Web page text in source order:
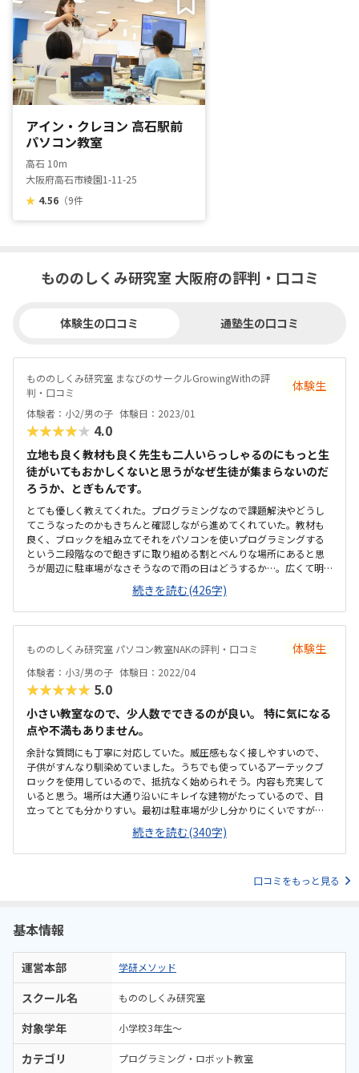
アイン・クレヨン 高石駅前
パソコン教室
高石 10m
大阪府高石市綾園1-11-25
★ 4.56 （9件
もののしくみ研究室 大阪府の評判・口コミ
体験生の口コミ 通塾生の口コミ
もののしくみ研究室 まなびのサークルGrowingWithの評
判・口コミ
体験生
体験者：小2/男の子 体験日：2023/01
★★★★★ 4.0
立地も良く教材も良く先生も二人いらっしゃるのにもっと生
徒がいてもおかしくないと思うがなぜ生徒が集まらないのだ
ろうか、とぎもんです。
とても優しく教えてくれた。プログラミングなので課題解決やどうし
てこうなったのかもきちんと確認しながら進めてくれていた。教材も
良く、ブロックを組み立てそれをパソコンを使いプログラミングする
という二段階なので飽きずに取り組める割とべんりな場所にあると思
うが周辺に駐車場がなさそうなので雨の日はどうするか…。広くて明
るい。レンタルルームとして使われているようなので広すぎるくら
い、リラックスして授業を受けられた。時間と料金の提示が曖昧な所
があった。休んだ場合は振替等はなく次回はその2コマは飛ばして次の
課題になるとの話だったので良いのか悪いのか…。月一回でニコマや
月謝は高いと感じる。一人の生徒に二人の先生になる予定ですとのこ
とで贅沢すぎるなと思う反面一緒に学ぶ友達がいるともっと良いなと
思った。教材カリキュラムは問題ないが、教材が良い分余すことなく
うまく生徒に教えてほしいという気持ちがある。
続きを読む(426字)
もののしくみ研究室 パソコン教室NAKの評判・口コミ 体験生
体験者：小3/男の子 体験日：2022/04
★★★★★ 5.0
小さい教室なので、少人数でできるのが良い。 特に気になる
点や不満もありません。
余計な質問にも丁寧に対応していた。威圧感もなく接しやすいので、
子供がすんなり馴染めていました。うちでも使っているアーテックブ
ロックを使用しているので、抵抗なく始められそう。内容も充実して
いると思う。場所は大通り沿いにキレイな建物がたっているので、目
立ってとても分かりすい。最初は駐車場が少し分かりにくいですが、
換気等、気を使っておこなっていた。教室内も清潔感があり、リラッ
クスできる雰囲気。授業は月2回です。もう少し安いとありがたいです
が、他のプログラミングスクールより安価だと思います。自分が作っ
うな工夫をしてあると思いました。希望があればプラス1000円でタイ
続きを読む(340字)
口コミをもっと見る
基本情報
運営本部 学研メソッド
スクール名 もののしくみ研究室
対象学年 小学校3年生〜
カテゴリ プログラミング・ロボット教室